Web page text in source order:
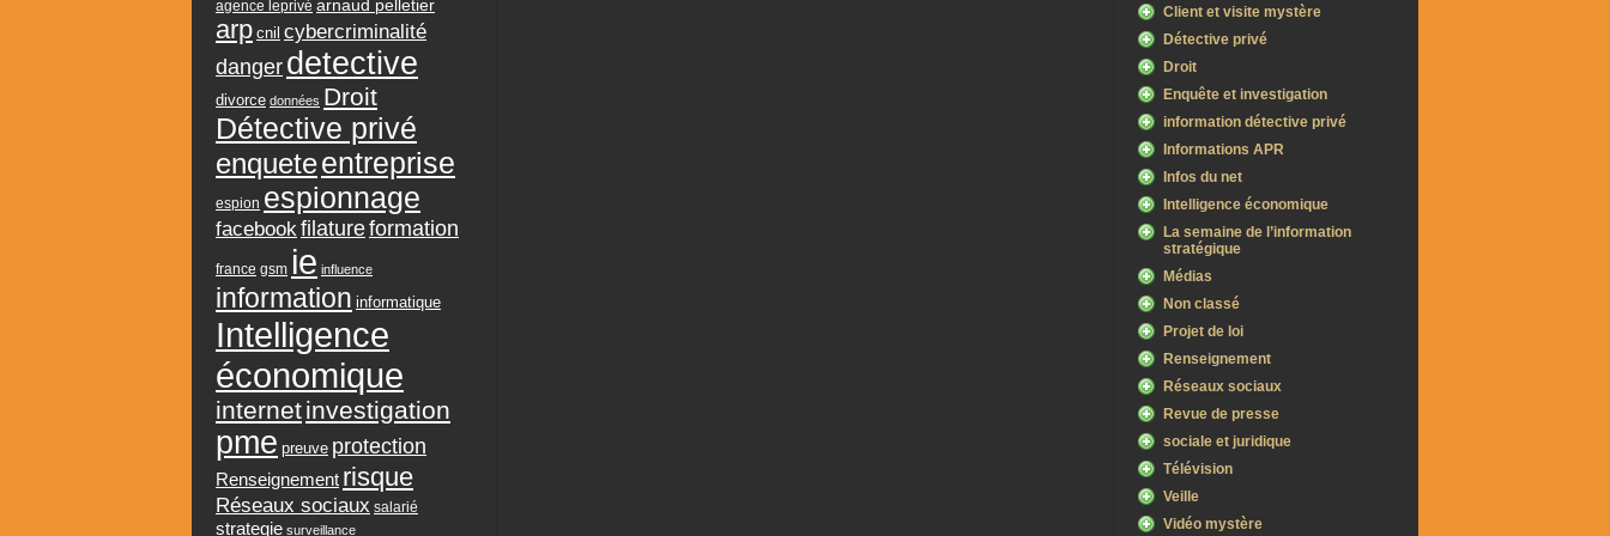
Client et visite mystère
Détective privé
Droit
Enquête et investigation
information détective privé
Informations APR
Infos du net
Intelligence économique
La semaine de l’information
stratégique
Médias
Non classé
Projet de loi
Renseignement
Réseaux sociaux
Revue de presse
sociale et juridique
Télévision
Veille
Vidéo mystère
agence leprivé arnaud pelletier
arp cnil cybercriminalité
danger detective
divorce données Droit
Détective privé
enqueteentreprise
espion espionnage
facebookfilatureformation
france gsm ie influence
information informatique
Intelligence
économique
internetinvestigation
pme preuve protection
Renseignement risque
Réseaux sociaux salarié
strategie surveillance